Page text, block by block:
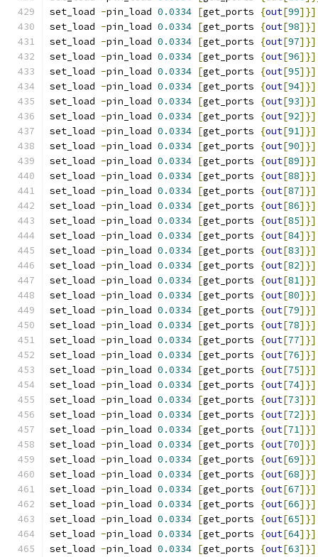
set_load -pin_load 0.0334 [get_ports {out[99]}]
set_load -pin_load 0.0334 [get_ports {out[98]}]
set_load -pin_load 0.0334 [get_ports {out[97]}]
set_load -pin_load 0.0334 [get_ports {out[96]}]
set_load -pin_load 0.0334 [get_ports {out[95]}]
set_load -pin_load 0.0334 [get_ports {out[94]}]
set_load -pin_load 0.0334 [get_ports {out[93]}]
set_load -pin_load 0.0334 [get_ports {out[92]}]
set_load -pin_load 0.0334 [get_ports {out[91]}]
set_load -pin_load 0.0334 [get_ports {out[90]}]
set_load -pin_load 0.0334 [get_ports {out[89]}]
set_load -pin_load 0.0334 [get_ports {out[88]}]
set_load -pin_load 0.0334 [get_ports {out[87]}]
set_load -pin_load 0.0334 [get_ports {out[86]}]
set_load -pin_load 0.0334 [get_ports {out[85]}]
set_load -pin_load 0.0334 [get_ports {out[84]}]
set_load -pin_load 0.0334 [get_ports {out[83]}]
set_load -pin_load 0.0334 [get_ports {out[82]}]
set_load -pin_load 0.0334 [get_ports {out[81]}]
set_load -pin_load 0.0334 [get_ports {out[80]}]
set_load -pin_load 0.0334 [get_ports {out[79]}]
set_load -pin_load 0.0334 [get_ports {out[78]}]
set_load -pin_load 0.0334 [get_ports {out[77]}]
set_load -pin_load 0.0334 [get_ports {out[76]}]
set_load -pin_load 0.0334 [get_ports {out[75]}]
set_load -pin_load 0.0334 [get_ports {out[74]}]
set_load -pin_load 0.0334 [get_ports {out[73]}]
set_load -pin_load 0.0334 [get_ports {out[72]}]
set_load -pin_load 0.0334 [get_ports {out[71]}]
set_load -pin_load 0.0334 [get_ports {out[70]}]
set_load -pin_load 0.0334 [get_ports {out[69]}]
set_load -pin_load 0.0334 [get_ports {out[68]}]
set_load -pin_load 0.0334 [get_ports {out[67]}]
set_load -pin_load 0.0334 [get_ports {out[66]}]
set_load -pin_load 0.0334 [get_ports {out[65]}]
set_load -pin_load 0.0334 [get_ports {out[64]}]
set_load -pin_load 0.0334 [get_ports {out[63]}]